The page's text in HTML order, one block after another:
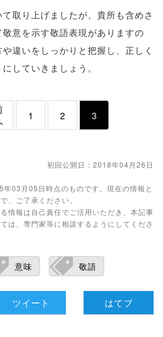
取り上げましたが、貴所も含めさ
意を示す敬語表現がありますの
違いをしっかりと把握し、正しく
していきましょう。
1 2 3
初回公開日：2018年04月26日
03月05日時点のものです。現在の情報と
、ご了承ください。
情報は自己責任でご活用いただき、本記事
は、専門家等に相談するようにしてくださ
意味 敬語
ツイート はてブ